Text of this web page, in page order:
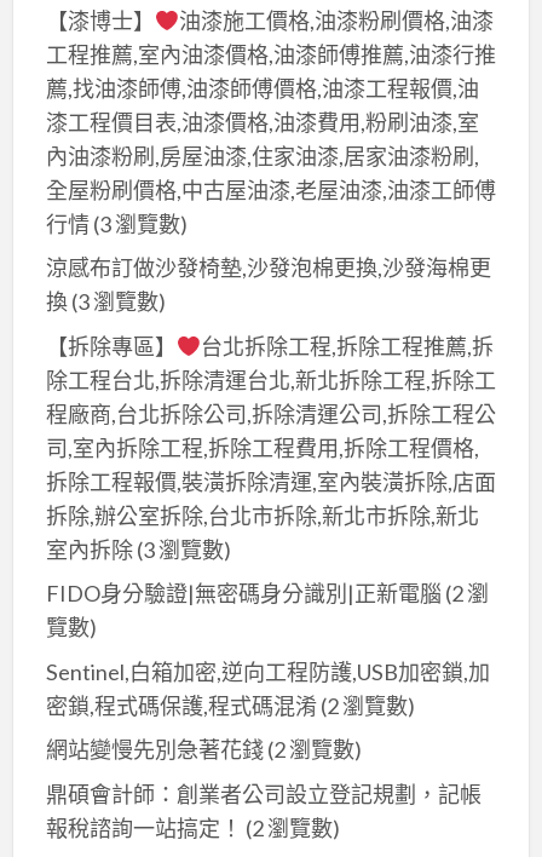
【漆博士】
油漆施工價格,油漆粉刷價格,油漆
工程推薦,室內油漆價格,油漆師傅推薦,油漆行推
薦,找油漆師傅,油漆師傅價格,油漆工程報價,油
漆工程價目表,油漆價格,油漆費用,粉刷油漆,室
內油漆粉刷,房屋油漆,住家油漆,居家油漆粉刷,
全屋粉刷價格,中古屋油漆,老屋油漆,油漆工師傅
行情(3 瀏覽數)
涼感布訂做沙發椅墊,沙發泡棉更換,沙發海棉更
換(3 瀏覽數)
【拆除專區】
台北拆除工程,拆除工程推薦,拆
除工程台北,拆除清運台北,新北拆除工程,拆除工
程廠商,台北拆除公司,拆除清運公司,拆除工程公
司,室內拆除工程,拆除工程費用,拆除工程價格,
拆除工程報價,裝潢拆除清運,室內裝潢拆除,店面
拆除,辦公室拆除,台北市拆除,新北市拆除,新北
室內拆除(3 瀏覽數)
FIDO身分驗證|無密碼身分識別|正新電腦 (2 瀏
覽數)
Sentinel,白箱加密,逆向工程防護,USB加密鎖,加
密鎖,程式碼保護,程式碼混淆(2 瀏覽數)
網站變慢先別急著花錢(2 瀏覽數)
鼎碩會計師：創業者公司設立登記規劃，記帳
報稅諮詢一站搞定！ (2 瀏覽數)